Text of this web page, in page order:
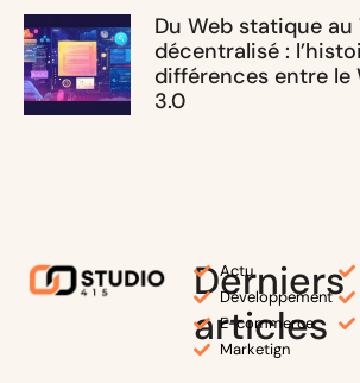
Du Web statique au
décentralisé :
différences entre le
3.0
Derniers
articles
Actu
Développement
E-commerce
Marketign